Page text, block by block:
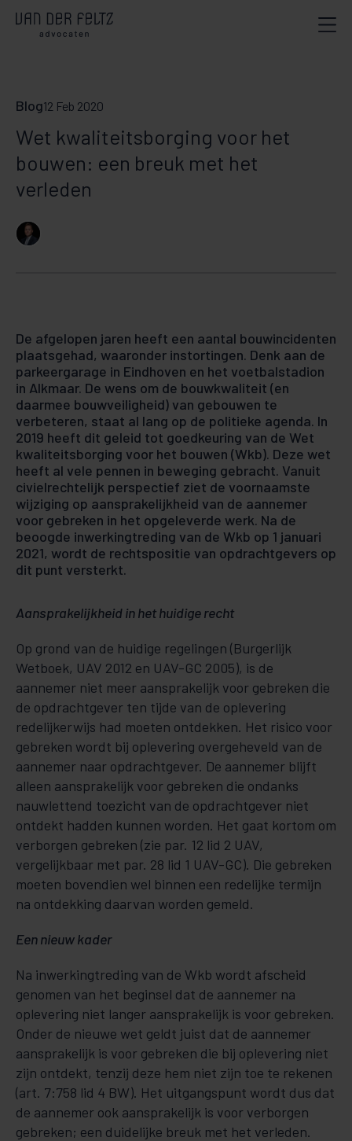
Blog12 Feb 2020
Wet kwaliteitsborging voor het
bouwen: een breuk met het
verleden
De afgelopen jaren heeft een aantal bouwincidenten
plaatsgehad, waaronder instortingen. Denk aan de
parkeergarage in Eindhoven en het voetbalstadion
in Alkmaar. De wens om de bouwkwaliteit (en
daarmee bouwveiligheid) van gebouwen te
verbeteren, staat al lang op de politieke agenda. In
2019 heeft dit geleid tot goedkeuring van de Wet
kwaliteitsborging voor het bouwen (Wkb). Deze wet
heeft al vele pennen in beweging gebracht. Vanuit
civielrechtelijk perspectief ziet de voornaamste
wijziging op aansprakelijkheid van de aannemer
voor gebreken in het opgeleverde werk. Na de
beoogde inwerkingtreding van de Wkb op 1 januari
2021, wordt de rechtspositie van opdrachtgevers op
dit punt versterkt.
Aansprakelijkheid in het huidige recht
Op grond van de huidige regelingen (Burgerlijk
Wetboek, UAV 2012 en UAV-GC 2005), is de
aannemer niet meer aansprakelijk voor gebreken die
de opdrachtgever ten tijde van de oplevering
redelijkerwijs had moeten ontdekken. Het risico voor
gebreken wordt bij oplevering overgeheveld van de
aannemer naar opdrachtgever. De aannemer blijft
alleen aansprakelijk voor gebreken die ondanks
nauwlettend toezicht van de opdrachtgever niet
ontdekt hadden kunnen worden. Het gaat kortom om
verborgen gebreken (zie par. 12 lid 2 UAV,
vergelijkbaar met par. 28 lid 1 UAV-GC). Die gebreken
moeten bovendien wel binnen een redelijke termijn
na ontdekking daarvan worden gemeld.
Een nieuw kader
Na inwerkingtreding van de Wkb wordt afscheid
genomen van het beginsel dat de aannemer na
oplevering niet langer aansprakelijk is voor gebreken.
Onder de nieuwe wet geldt juist dat de aannemer
aansprakelijk is voor gebreken die bij oplevering niet
zijn ontdekt, tenzij deze hem niet zijn toe te rekenen
(art. 7:758 lid 4 BW). Het uitgangspunt wordt dus dat
de aannemer ook aansprakelijk is voor verborgen
gebreken; een duidelijke breuk met het verleden.